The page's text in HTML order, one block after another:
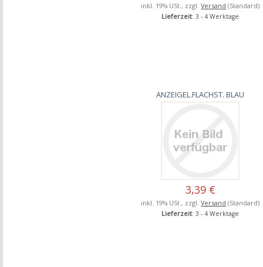
inkl. 19% USt., zzgl.Versand (Standard)
Lieferzeit: 3 - 4 Werktage
ANZEIGEL.FLACHST. BLAU
3,39 €
inkl. 19% USt., zzgl.Versand (Standard)
Lieferzeit: 3 - 4 Werktage